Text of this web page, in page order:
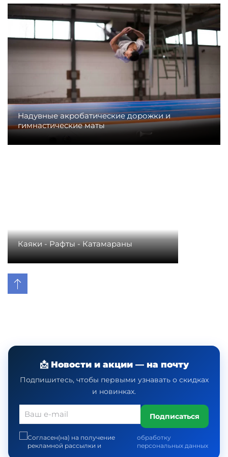
Надувные акробатические дорожки и
гимнастические маты
Каяки - Рафты - Катамараны
📩 Новости и акции — на почту
Подпишитесь, чтобы первыми узнавать о скидках
Подписаться